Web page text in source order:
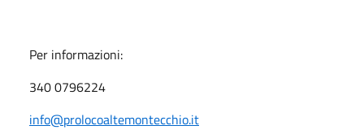
Per informazioni:
340 0796224
info@prolocoaltemontecchio.it